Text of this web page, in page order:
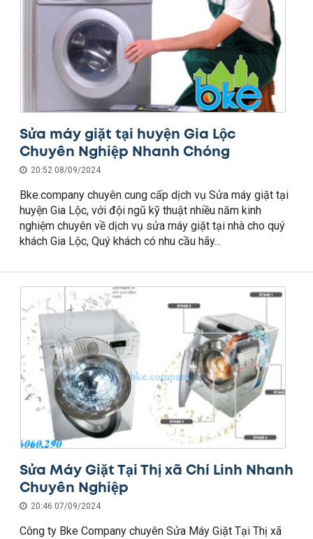
Sửa máy giặt tại huyện Gia Lộc
Chuyên Nghiệp Nhanh Chóng
20:52 08/09/2024
Bke.company chuyên cung cấp dịch vụ Sửa máy giặt tại
huyện Gia Lộc, với đội ngũ kỹ thuật nhiều năm kinh
nghiệm chuyên về dịch vụ sửa máy giặt tại nhà cho quý
khách Gia Lộc, Quý khách có nhu cầu hãy...
Sửa Máy Giặt Tại Thị xã Chí Linh Nhanh
Chuyên Nghiệp
20:46 07/09/2024
Công ty Bke Company chuyên Sửa Máy Giặt Tại Thị xã